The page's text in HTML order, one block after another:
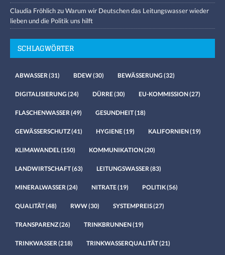
Claudia FröhlichzuWarum wir Deutschen das Leitungswasser wieder
lieben und die Politik uns hilft
SCHLAGWÖRTER
ABWASSER(31) BDEW(30) BEWÄSSERUNG (32)
DIGITALISIERUNG (24) DÜRRE(30) EU-KOMMISSION(27)
FLASCHENWASSER(49) GESUNDHEIT(18)
GEWÄSSERSCHUTZ(41) HYGIENE(19) KALIFORNIEN(19)
KLIMAWANDEL(150) KOMMUNIKATION(20)
LANDWIRTSCHAFT(63) LEITUNGSWASSER(83)
MINERALWASSER(24) NITRATE(19) POLITIK(56)
QUALITÄT(48) RWW(30) SYSTEMPREIS(27)
TRANSPARENZ(26) TRINKBRUNNEN(19)
TRINKWASSER(218) TRINKWASSERQUALITÄT(21)